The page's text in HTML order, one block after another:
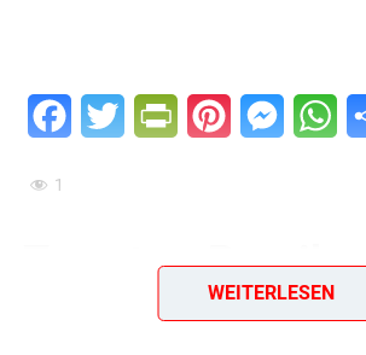
FacebookTwitter PrintFriendly
Pinterest
1
Tomaten-
Gemüse mit
WEITERLESEN